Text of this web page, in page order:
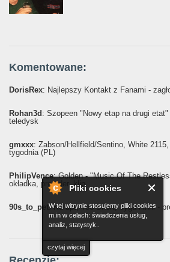
Pliki cookies
W tej witrynie stosujemy pliki cookies
m.in w celach: świadczenia usług,
analiz, statystyk..
czytaj więcej
Komentowane:
DorisRex: Najlepszy Kontakt z Fanami -
Rohan3d : Szopeen "Nowy etap na drugi
teledysk
gmxxx: Żabson/Hellfield/Sentino, White
tygodnia (PL)
PhilipVence: Golden - "Music Of The
okładka, preorder, klip
90s_to_pet : Kurupt, Too Short, Tyga i inni -